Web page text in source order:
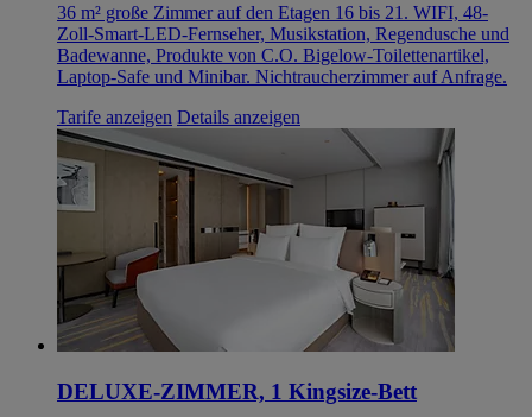
36 m² große Zimmer auf den Etagen 16 bis 21. WIFI, 48-
Zoll-Smart-LED-Fernseher, Musikstation, Regendusche und
Badewanne, Produkte von C.O. Bigelow-Toilettenartikel,
Laptop-Safe und Minibar. Nichtraucherzimmer auf Anfrage.
Tarife anzeigen Details anzeigen
DELUXE-ZIMMER, 1 Kingsize-Bett